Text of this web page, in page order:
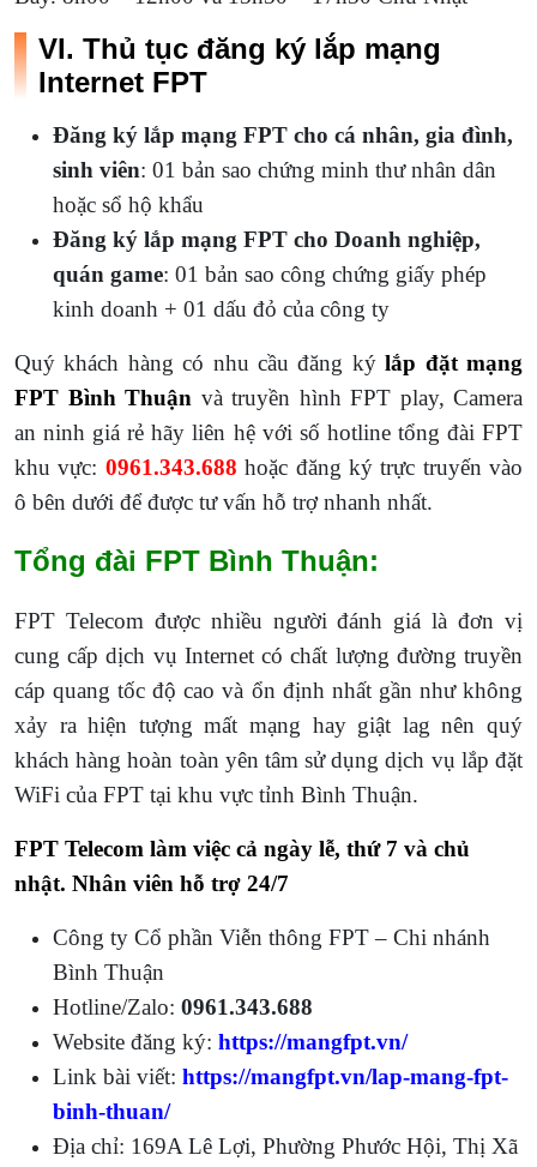
VI. Thủ tục đăng ký lắp mạng
Internet FPT
Đăng ký lắp mạng FPT cho cá nhân, gia đình,
sinh viên: 01 bản sao chứng minh thư nhân dân
hoặc sổ hộ khẩu
Đăng ký lắp mạng FPT cho Doanh nghiệp,
quán game: 01 bản sao công chứng giấy phép
kinh doanh + 01 dấu đỏ của công ty
Quý khách hàng có nhu cầu đăng kýlắp đặt mạng
FPT Bình Thuận và truyền hình FPT play, Camera
an ninh giá rẻ hãy liên hệ với số hotline tổng đài FPT
khu vực: 0961.343.688 hoặc đăng ký trực truyến vào
ô bên dưới để được tư vấn hỗ trợ nhanh nhất.
Tổng đài FPT Bình Thuận:
FPT Telecom được nhiều người đánh giá là đơn vị
cung cấp dịch vụ Internet có chất lượng đường truyền
cáp quang tốc độ cao và ổn định nhất gần như không
xảy ra hiện tượng mất mạng hay giật lag nên quý
khách hàng hoàn toàn yên tâm sử dụng dịch vụ lắp đặt
WiFi của FPT tại khu vực tỉnh Bình Thuận.
FPT Telecom làm việc cả ngày lễ, thứ 7 và chủ
nhật. Nhân viên hỗ trợ 24/7
Công ty Cổ phần Viễn thông FPT – Chi nhánh
Bình Thuận
Hotline/Zalo: 0961.343.688
Website đăng ký: https://mangfpt.vn/
Link bài viết: https://mangfpt.vn/lap-mang-fpt-
binh-thuan/
Địa chỉ: 169A Lê Lợi, Phường Phước Hội, Thị Xã